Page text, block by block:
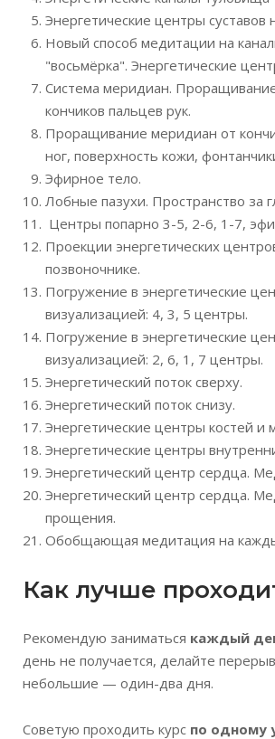
Энергетические центры суставов
Новый способ медитации на
"восьмёрка". Энергетические
Система меридиан.
кончиков пальцев рук.
Проращивание меридиан от
ног, поверхность кожи,
Эфирное тело.
Лобные пазухи. Пространство за
Центры попарно 3-5, 2-6, 1-7,
Проекции энергетических
позвоночнике.
Погружение в энергетические
визуализацией: 4, 3, 5 центры.
Погружение в энергетические
визуализацией: 2, 6, 1, 7 центры.
Энергетический поток сверху.
Энергетический поток снизу.
Энергетические центры костей и
Энергетические центры
Энергетический центр сердца.
Энергетический центр сердца.
прощения.
Обобщающая медитация на
Как лучше
Рекомендую заниматься каждый
день не получается, делайте
небольшие — один-два дня.
Советую проходить курс по одному